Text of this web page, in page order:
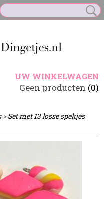
UW WINKELWAGEN
Geen producten (0)
>Set met 13 losse spekjes